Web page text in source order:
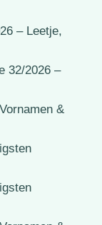
– Leetje,
32/2026 –
&